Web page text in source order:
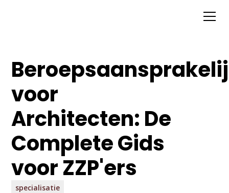
voor
Architecten: De
Complete Gids
voor ZZP'ers
specialisatie